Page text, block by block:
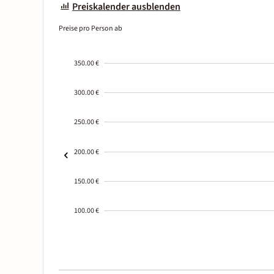
Preiskalender ausblenden
Preise pro Person ab
350.00 €
300.00 €
250.00 €
200.00 €
150.00 €
100.00 €
01-02